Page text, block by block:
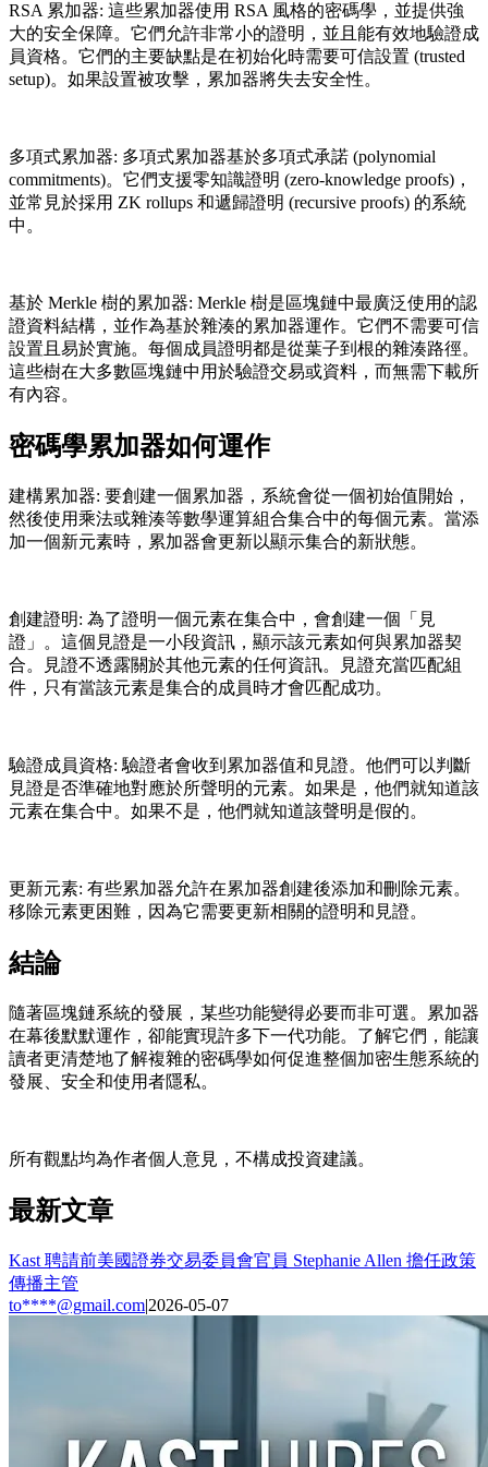
RSA 累加器: 這些累加器使用 RSA 風格的密碼學，並提供強
大的安全保障。它們允許非常小的證明，並且能有效地驗證成
員資格。它們的主要缺點是在初始化時需要可信設置 (trusted
setup)。如果設置被攻擊，累加器將失去安全性。
多項式累加器: 多項式累加器基於多項式承諾 (polynomial
commitments)。它們支援零知識證明 (zero-knowledge proofs)，
並常見於採用 ZK rollups 和遞歸證明 (recursive proofs) 的系統
中。
基於 Merkle 樹的累加器: Merkle 樹是區塊鏈中最廣泛使用的認
證資料結構，並作為基於雜湊的累加器運作。它們不需要可信
設置且易於實施。每個成員證明都是從葉子到根的雜湊路徑。
這些樹在大多數區塊鏈中用於驗證交易或資料，而無需下載所
有內容。
密碼學累加器如何運作
建構累加器: 要創建一個累加器，系統會從一個初始值開始，
然後使用乘法或雜湊等數學運算組合集合中的每個元素。當添
加一個新元素時，累加器會更新以顯示集合的新狀態。
創建證明: 為了證明一個元素在集合中，會創建一個「見
證」。這個見證是一小段資訊，顯示該元素如何與累加器契
合。見證不透露關於其他元素的任何資訊。見證充當匹配組
件，只有當該元素是集合的成員時才會匹配成功。
驗證成員資格: 驗證者會收到累加器值和見證。他們可以判斷
見證是否準確地對應於所聲明的元素。如果是，他們就知道該
元素在集合中。如果不是，他們就知道該聲明是假的。
更新元素: 有些累加器允許在累加器創建後添加和刪除元素。
移除元素更困難，因為它需要更新相關的證明和見證。
結論
隨著區塊鏈系統的發展，某些功能變得必要而非可選。累加器
在幕後默默運作，卻能實現許多下一代功能。了解它們，能讓
讀者更清楚地了解複雜的密碼學如何促進整個加密生態系統的
發展、安全和使用者隱私。
所有觀點均為作者個人意見，不構成投資建議。
最新文章
Kast 聘請前美國證券交易委員會官員 Stephanie Allen 擔任政策
傳播主管
to****@gmail.com|2026-05-07